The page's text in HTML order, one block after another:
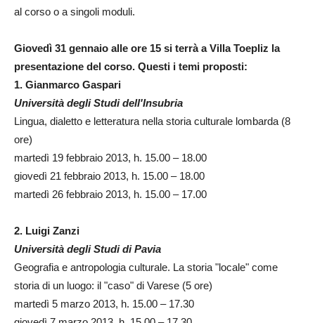
al corso o a singoli moduli.
Giovedì 31 gennaio alle ore 15 si terrà a Villa Toepliz la
presentazione del corso. Questi i temi proposti:
1. Gianmarco Gaspari
Università degli Studi dell'Insubria
Lingua, dialetto e letteratura nella storia culturale lombarda (8
ore)
martedì 19 febbraio 2013, h. 15.00 – 18.00
giovedì 21 febbraio 2013, h. 15.00 – 18.00
martedì 26 febbraio 2013, h. 15.00 – 17.00
2. Luigi Zanzi
Università degli Studi di Pavia
Geografia e antropologia culturale. La storia "locale" come
storia di un luogo: il "caso" di Varese (5 ore)
martedì 5 marzo 2013, h. 15.00 – 17.30